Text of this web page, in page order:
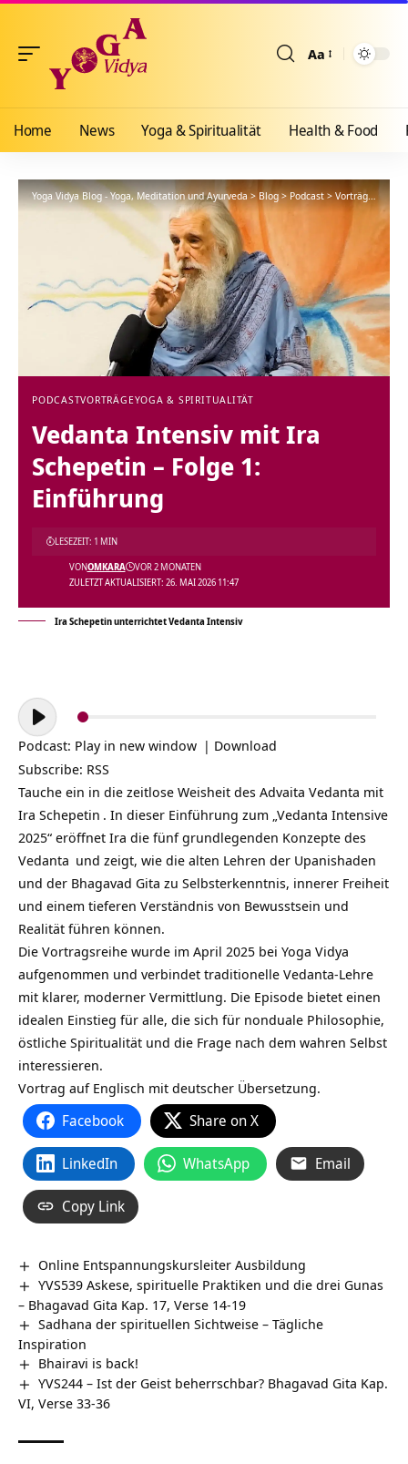
Aa
Home News Yoga & Spiritualität Health & Food
Yoga Vidya Blog - Yoga, Meditation und Ayurveda>Blog>Podcast>Vorträge >
PODCASTVORTRÄGEYOGA & SPIRITUALITÄT
Vedanta Intensiv mit Ira
Schepetin – Folge 1:
Einführung
ZULETZT AKTUALISIERT: 26. MAI 2026 11:47
VONOMKARA VOR 2 MONATEN
LESEZEIT: 1 MIN
Ira Schepetin unterrichtet Vedanta Intensiv
Audio-
Player
Podcast: Play in new window | Download
Subscribe: RSS
Tauche ein in die zeitlose Weisheit des Advaita Vedanta mit
Ira Schepetin . In dieser Einführung zum „Vedanta Intensive
2025“ eröffnet Ira die fünf grundlegenden Konzepte des
Vedanta und zeigt, wie die alten Lehren der Upanishaden
und der Bhagavad Gita zu Selbsterkenntnis, innerer Freiheit
und einem tieferen Verständnis von Bewusstsein und
Realität führen können.
Die Vortragsreihe wurde im April 2025 bei Yoga Vidya
aufgenommen und verbindet traditionelle Vedanta-Lehre
mit klarer, moderner Vermittlung. Die Episode bietet einen
idealen Einstieg für alle, die sich für nonduale Philosophie,
östliche Spiritualität und die Frage nach dem wahren Selbst
interessieren.
Vortrag auf Englisch mit deutscher Übersetzung.
Facebook Share on X
LinkedIn WhatsApp Email
Copy Link
Online Entspannungskursleiter Ausbildung
YVS539 Askese, spirituelle Praktiken und die drei Gunas
– Bhagavad Gita Kap. 17, Verse 14-19
Sadhana der spirituellen Sichtweise – Tägliche
Inspiration
Bhairavi is back!
YVS244 – Ist der Geist beherrschbar? Bhagavad Gita Kap.
VI, Verse 33-36